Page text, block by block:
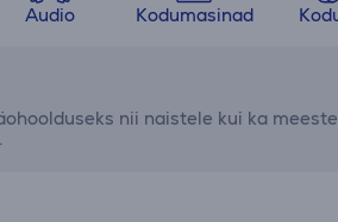
Audio Kodumasinad
nii naistele kui ka